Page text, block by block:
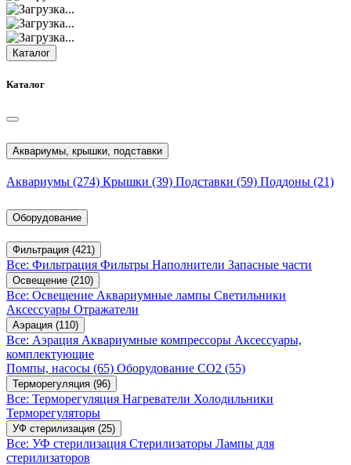
Каталог
Каталог
Аквариумы, крышки, подставки
Аквариумы (274) Крышки (39) Подставки (59) Поддоны (21)
Оборудование
Фильтрация (421)
Все: Фильтрация Фильтры Наполнители Запасные части
Освещение (210)
Все: Освещение Аквариумные лампы Светильники
Аксессуары Отражатели
Аэрация (110)
Все: Аэрация Аквариумные компрессоры Аксессуары,
комплектующие
Помпы, насосы (65) Оборудование CO2 (55)
Терморегуляция (96)
Все: Терморегуляция Нагреватели Холодильники
Терморегуляторы
УФ стерилизация (25)
Все: УФ стерилизация Стерилизаторы Лампы для
стерилизаторов